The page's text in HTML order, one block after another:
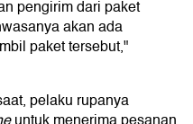
pengirim dari paket
akan ada
paket tersebut,"
pelaku rupanya